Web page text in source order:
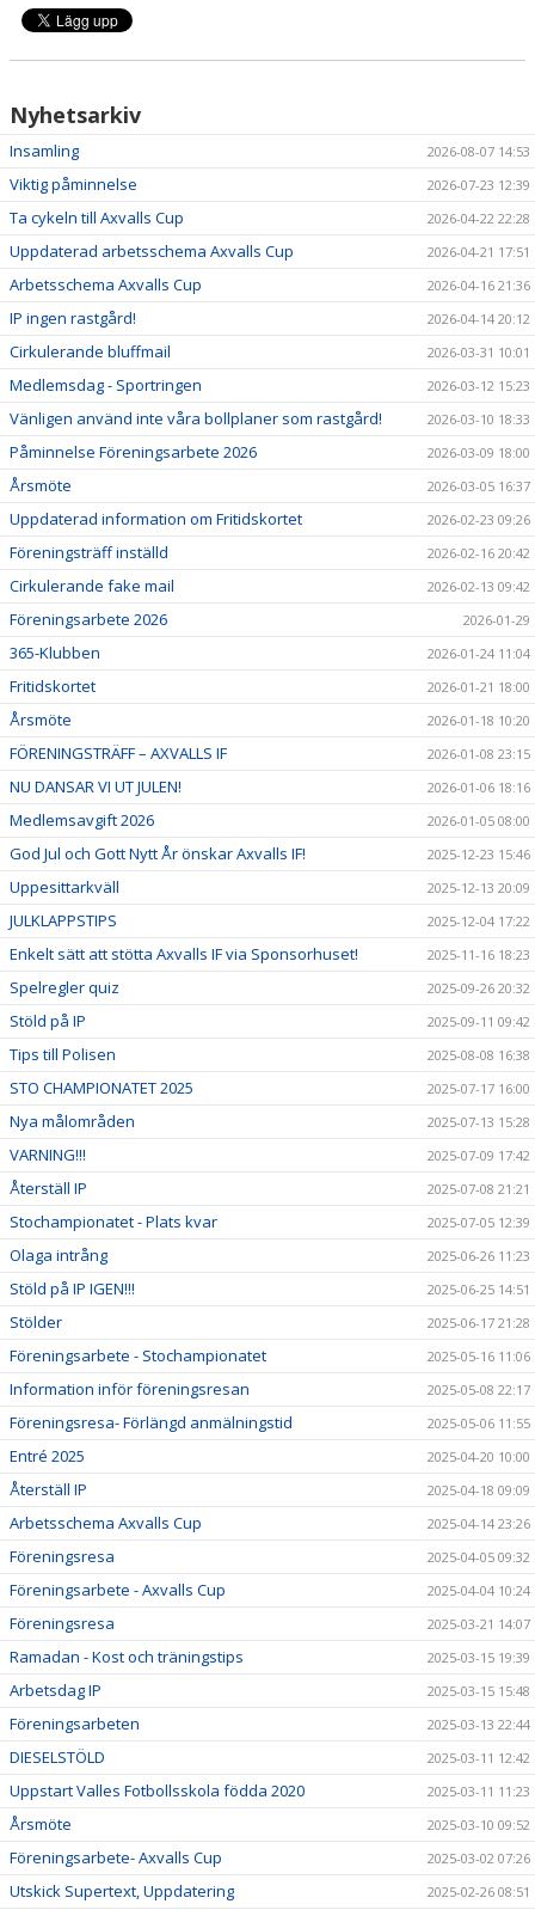
Nyhetsarkiv
Insamling 2026-08-07 14:53
Viktig påminnelse 2026-07-23 12:39
Ta cykeln till Axvalls Cup 2026-04-22 22:28
Uppdaterad arbetsschema Axvalls Cup 2026-04-21 17:51
Arbetsschema Axvalls Cup 2026-04-16 21:36
IP ingen rastgård! 2026-04-14 20:12
Cirkulerande bluffmail 2026-03-31 10:01
Medlemsdag - Sportringen 2026-03-12 15:23
Vänligen använd inte våra bollplaner som rastgård! 2026-03-10 18:33
Påminnelse Föreningsarbete 2026 2026-03-09 18:00
Årsmöte 2026-03-05 16:37
Uppdaterad information om Fritidskortet 2026-02-23 09:26
Föreningsträff inställd 2026-02-16 20:42
Cirkulerande fake mail 2026-02-13 09:42
Föreningsarbete 2026 2026-01-29
365-Klubben 2026-01-24 11:04
Fritidskortet 2026-01-21 18:00
Årsmöte 2026-01-18 10:20
FÖRENINGSTRÄFF – AXVALLS IF 2026-01-08 23:15
NU DANSAR VI UT JULEN! 2026-01-06 18:16
Medlemsavgift 2026 2026-01-05 08:00
God Jul och Gott Nytt År önskar Axvalls IF! 2025-12-23 15:46
Uppesittarkväll 2025-12-13 20:09
JULKLAPPSTIPS 2025-12-04 17:22
Enkelt sätt att stötta Axvalls IF via Sponsorhuset! 2025-11-16 18:23
Spelregler quiz 2025-09-26 20:32
Stöld på IP 2025-09-11 09:42
Tips till Polisen 2025-08-08 16:38
STO CHAMPIONATET 2025 2025-07-17 16:00
Nya målområden 2025-07-13 15:28
VARNING!!! 2025-07-09 17:42
Återställ IP 2025-07-08 21:21
Stochampionatet - Plats kvar 2025-07-05 12:39
Olaga intrång 2025-06-26 11:23
Stöld på IP IGEN!!! 2025-06-25 14:51
Stölder 2025-06-17 21:28
Föreningsarbete - Stochampionatet 2025-05-16 11:06
Information inför föreningsresan 2025-05-08 22:17
Föreningsresa- Förlängd anmälningstid 2025-05-06 11:55
Entré 2025 2025-04-20 10:00
Återställ IP 2025-04-18 09:09
Arbetsschema Axvalls Cup 2025-04-14 23:26
Föreningsresa 2025-04-05 09:32
Föreningsarbete - Axvalls Cup 2025-04-04 10:24
Föreningsresa 2025-03-21 14:07
Ramadan - Kost och träningstips 2025-03-15 19:39
Arbetsdag IP 2025-03-15 15:48
Föreningsarbeten 2025-03-13 22:44
DIESELSTÖLD 2025-03-11 12:42
Uppstart Valles Fotbollsskola födda 2020 2025-03-11 11:23
Årsmöte 2025-03-10 09:52
Föreningsarbete- Axvalls Cup 2025-03-02 07:26
Utskick Supertext, Uppdatering 2025-02-26 08:51